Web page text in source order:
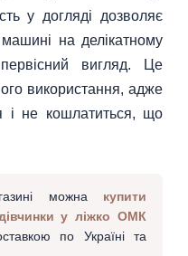
у догляді дозволяє
на делікатному
вигляд. Це
використання, адже
і не кошлатиться, що
можна купити
у ліжко ОМК
по Україні та